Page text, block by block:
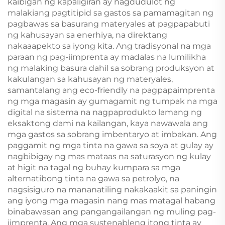
Pininturahan ang mga
Gilid
malakiang pagtitipid sa gastos sa pamamagitan ng
pagbawas sa basurang materyales at pagpapabuti
ng kahusayan sa enerhiya, na direktang
nakaaapekto sa iyong kita. Ang tradisyonal na mga
paraan ng pag-iimprenta ay madalas na lumilikha
ng malaking basura dahil sa sobrang produksyon at
kakulangan sa kahusayan ng materyales,
samantalang ang eco-friendly na pagpapaimprenta
ng mga magasin ay gumagamit ng tumpak na mga
digital na sistema na nagpaprodukto lamang ng
eksaktong dami na kailangan, kaya nawawala ang
mga gastos sa sobrang imbentaryo at imbakan. Ang
paggamit ng mga tinta na gawa sa soya at gulay ay
nagbibigay ng mas mataas na saturasyon ng kulay
at higit na tagal ng buhay kumpara sa mga
alternatibong tinta na gawa sa petrolyo, na
nagsisiguro na mananatiling nakakaakit sa paningin
ang iyong mga magasin nang mas matagal habang
binabawasan ang pangangailangan ng muling pag-
iimprenta. Ang mga sustenableng itong tinta ay